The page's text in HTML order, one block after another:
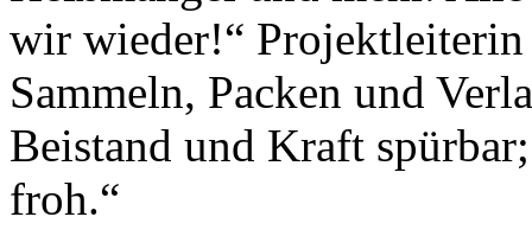
wir wieder!“
Sammeln, Packen und
Beistand und Kraft
froh.“